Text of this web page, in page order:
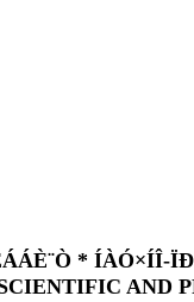
* ÍÀÓ×ÍÎ-
AND